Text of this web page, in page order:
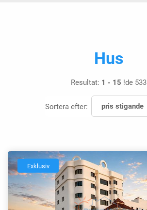
Resultat: 1 - 15 !de 533
Hus
Sortera efter: pris stigande
Exklusiv